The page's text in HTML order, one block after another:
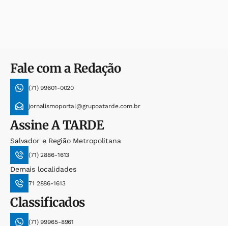
Fale com a Redação
(71) 99601-0020
jornalismoportal@grupoatarde.com.br
AssineA TARDE
Salvador e Região Metropolitana
(71) 2886-1613
Demais localidades
71 2886-1613
Classificados
(71) 99965-8961